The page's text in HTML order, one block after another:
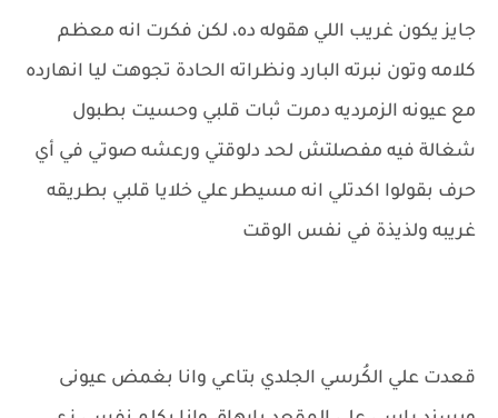
جايز يكون غريب اللي هقوله ده، لكن فكرت انه معظم
كلامه وتون نبرته البارد ونظراته الحادة تجوهت ليا انهارده
مع عيونه الزمرديه دمرت ثبات قلبي وحسيت بطبول
شغالة فيه مفصلتش لحد دلوقتي ورعشه صوتي في أي
حرف بقولوا اكدتلي انه مسيطر علي خلايا قلبي بطريقه
غريبه ولذيذة في نفس الوقت
قعدت علي الكُرسي الجلدي بتاعي وانا بغمض عيونى